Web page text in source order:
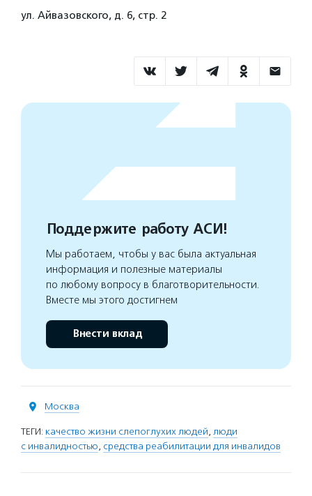
ул. Айвазовского, д. 6, стр. 2
Поддержите работу АСИ!
Мы работаем, чтобы у вас была актуальная
информация и полезные материалы
по любому вопросу в благотворительности.
Вместе мы этого достигнем
Внести вклад
Москва
ТЕГИ: качество жизни слепоглухих людей, люди
с инвалидностью, средства реабилитации для инвалидов